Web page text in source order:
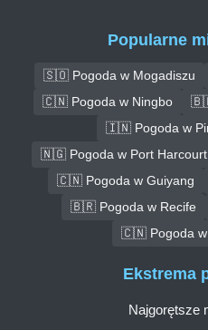
Popularne
🇸🇴 Pogoda w Mogadiszu
🇨🇳 Pogoda w Ningbo
🇮🇳 Pogoda w
🇳🇬 Pogoda w Port Harcourt
🇨🇳 Pogoda w Guiyang
🇧🇷 Pogoda w Recife
🇨🇳 Pogoda w
Ekstrema
Najgorętsze